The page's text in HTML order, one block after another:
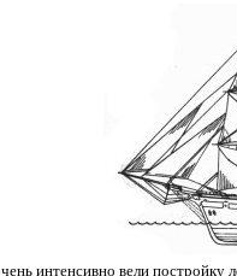
интенсивно вели постройку